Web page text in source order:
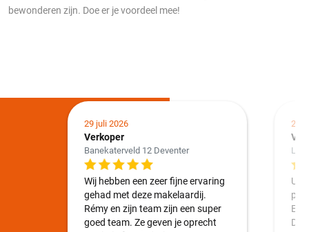
bewonderen zijn. Doe er je voordeel mee!
29 juli 2026
Verkoper
Banekaterveld 12 Deventer
Wij hebben een zeer fijne ervaring
gehad met deze makelaardij.
Rémy en zijn team zijn een super
goed team. Ze geven je oprecht
24